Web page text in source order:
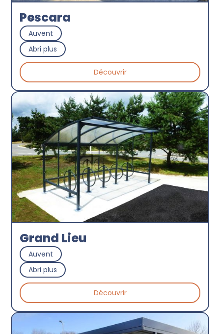
Pescara
Auvent
Abri plus
Découvrir
Grand Lieu
Auvent
Abri plus
Découvrir